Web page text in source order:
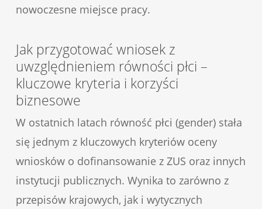
nowoczesne miejsce pracy.
Jak przygotować wniosek z
uwzględnieniem równości płci –
kluczowe kryteria i korzyści
biznesowe
W ostatnich latach równość płci (gender) stała
się jednym z kluczowych kryteriów oceny
wniosków o dofinansowanie z ZUS oraz innych
instytucji publicznych. Wynika to zarówno z
przepisów krajowych, jak i wytycznych